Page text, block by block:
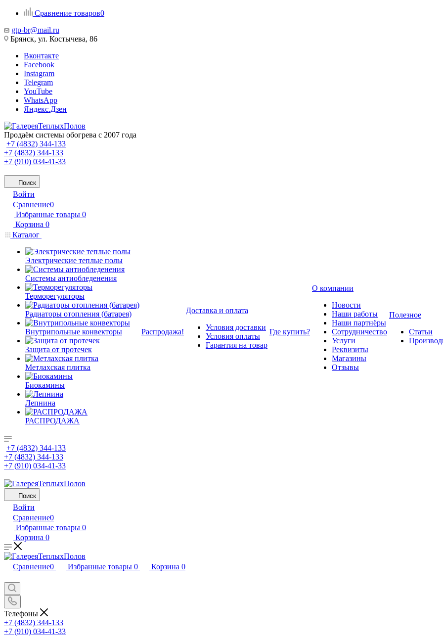
Сравнение товаров0
gtp-br@mail.ru
Брянск, ул. Костычева, 86
Вконтакте
Facebook
Instagram
Telegram
YouTube
WhatsApp
Яндекс.Дзен
Продаём системы обогрева с 2007 года
+7 (4832) 344-133
+7 (4832) 344-133
+7 (910) 034-41-33
Поиск
Войти
Сравнение0
Избранные товары 0
Корзина 0
Каталог
Электрические теплые полы
Системы антиобледенения
Терморегуляторы
Радиаторы отопления (батарея)
Внутрипольные конвекторы
Защита от протечек
Метлахская плитка
Биокамины
Лепнина
РАСПРОДАЖА
Распродажа!
Доставка и оплата
Условия доставки
Условия оплаты
Гарантия на товар
Где купить?
О компании
Новости
Наши работы
Наши партнёры
Сотрудничество
Услуги
Реквизиты
Магазины
Отзывы
Полезное
Статьи
+7 (4832) 344-133
+7 (4832) 344-133
+7 (910) 034-41-33
Поиск
Войти
Сравнение0
Избранные товары 0
Корзина 0
Сравнение0 Избранные товары 0 Корзина 0
Телефоны
+7 (4832) 344-133
+7 (910) 034-41-33